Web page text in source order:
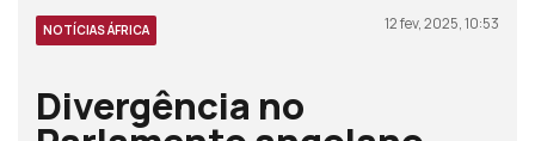
NOTÍCIAS ÁFRICA 12 fev, 2025, 10:53
Divergência no